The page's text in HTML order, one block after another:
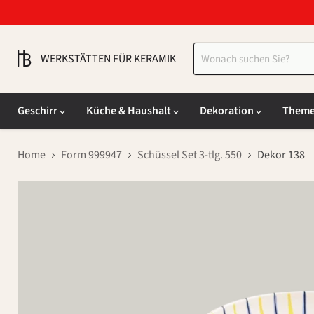
WERKSTÄTTEN FÜR KERAMIK
Geschirr
Küche & Haushalt Dekoration
Home Form 999947 Schüssel Set 3-tlg. 550 Dekor 138